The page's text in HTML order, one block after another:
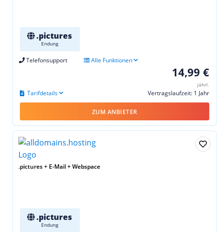
.pictures
Endung
Telefonsupport Alle Funktionen
14,99 €
jährl.
Vertragslaufzeit: 1 Jahr
Tarifdetails
ZUM ANBIETER
.pictures + E-Mail + Webspace
.pictures
Endung